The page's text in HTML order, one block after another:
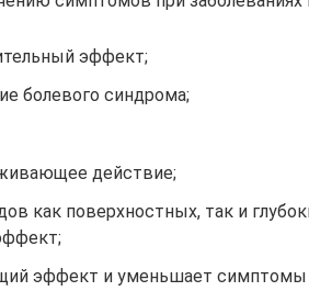
эффект;
болевого синдрома;
действие;
как поверхностных, так и
эффект и уменьшает симптомы